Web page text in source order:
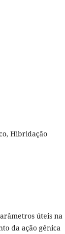
Hibridação
úteis na
da ação gênica